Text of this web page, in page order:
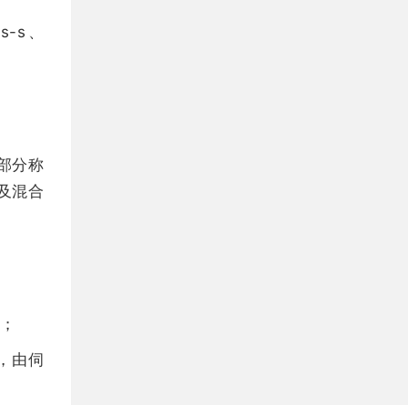
s、
分称
混合
由伺